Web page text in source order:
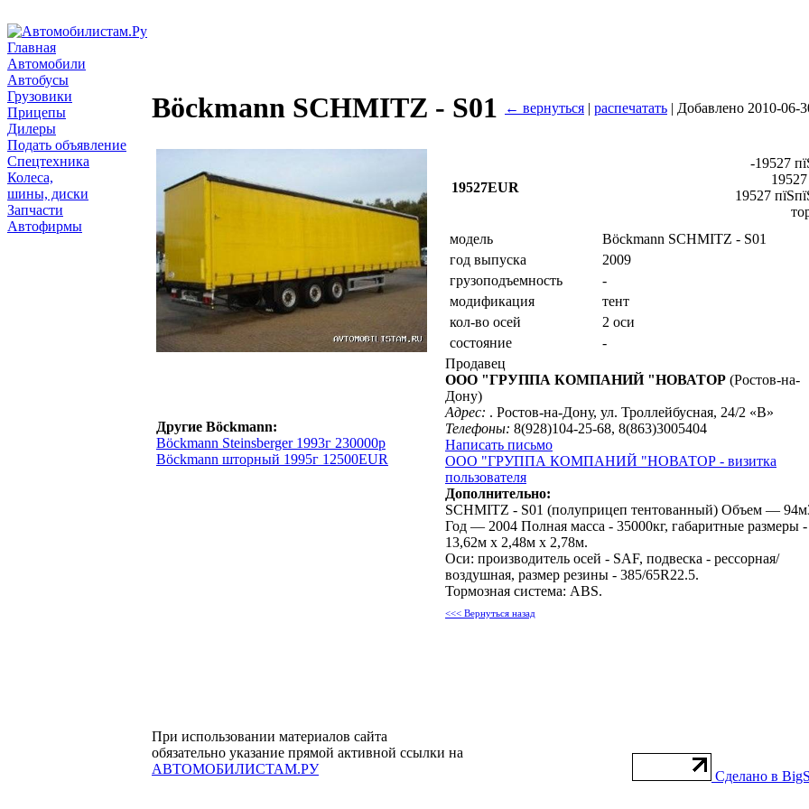
Главная
Автомобили
Автобусы
Грузовики
Прицепы
Дилеры
Подать объявление
Спецтехника
Колеса,
шины, диски
Запчасти
Автофирмы
Böckmann SCHMITZ - S01 ← вернуться | распечатать | Добавлено 2010-06-
Другие Böckmann:
Böckmann Steinsberger 1993г 230000р
Böckmann шторный 1995г 12500EUR
19527EUR
-19527
19527
модель
Böckmann SCHMITZ - S01
год выпуска
2009
грузоподъемность
-
модификация
тент
кол-во осей
2 оси
состояние
-
Продавец
ООО "ГРУППА КОМПАНИЙ "НОВАТОР (Ростов-на-
Дону)
Адрес: . Ростов-на-Дону, ул. Троллейбусная, 24/2 «В»
Телефоны: 8(928)104-25-68, 8(863)3005404
Написать письмо
ООО "ГРУППА КОМПАНИЙ "НОВАТОР - визитка
пользователя
Дополнительно:
SCHMITZ - S01 (полуприцеп тентованный) Объем —
Год — 2004 Полная масса - 35000кг, габаритные размеры -
13,62м x 2,48м x 2,78м.
Оси: производитель осей - SAF, подвеска - рессорная/
воздушная, размер резины - 385/65R22.5.
Тормозная система: ABS.
<<< Вернуться назад
При использовании материалов сайта
обязательно указание прямой активной ссылки на
АВТОМОБИЛИСТАМ.РУ
Сделано в